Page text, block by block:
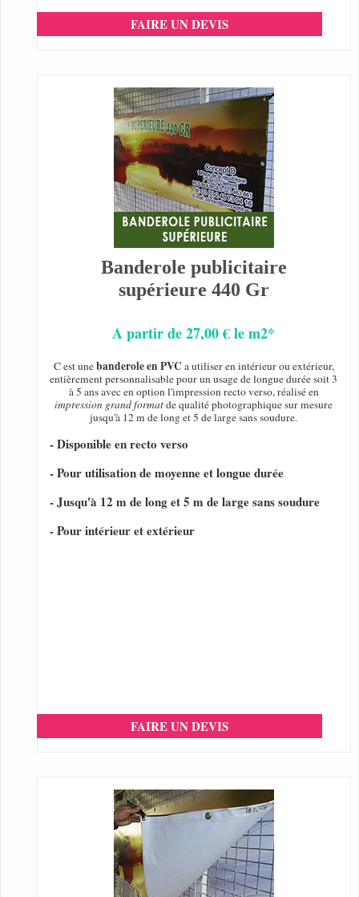
FAIRE UN DEVIS
Banderole publicitaire
supérieure 440 Gr
A partir de 27,00 € le m2*
C est unebanderole en PVC a utiliser en intérieur ou extérieur,
entièrement personnalisable pour un usage de longue durée soit 3
à 5 ans avec en option l'impression recto verso, réalisé en
impression grand formatde qualité photographique sur mesure
jusqu'à 12 m de long et 5 de large sans soudure.
- Disponible en recto verso
- Pour utilisation de moyenne et longue durée
- Jusqu'à 12 m de long et 5 m de large sans soudure
- Pour intérieur et extérieur
FAIRE UN DEVIS